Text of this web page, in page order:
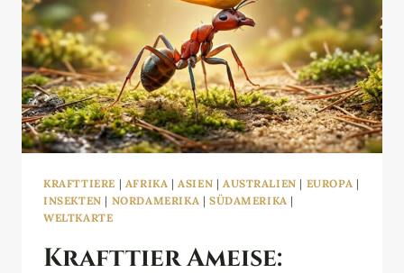
KRAFTTIERE | AFRIKA |ASIEN | AUSTRALIEN | EUROPA |
INSEKTEN | NORDAMERIKA | SÜDAMERIKA |
WELTKARTE
Krafttier Ameise: